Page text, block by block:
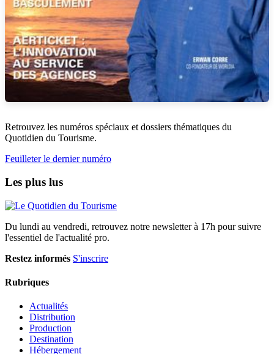
Retrouvez les numéros spéciaux et dossiers thématiques du
Quotidien du Tourisme.
Feuilleter le dernier numéro
Les plus lus
Du lundi au vendredi, retrouvez notre newsletter à 17h pour suivre
l'essentiel de l'actualité pro.
Restez informés S'inscrire
Rubriques
Actualités
Distribution
Production
Destination
Hébergement